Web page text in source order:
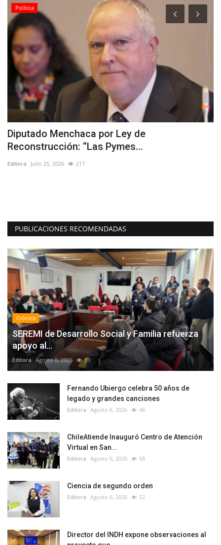
Política
Diputado Menchaca por Ley de
Reconstrucción: “Las Pymes...
Editora Julio 25, 2026 217
PUBLICACIONES RECOMENDADAS
Crónica
SEREMI de Desarrollo Social y Familia refuerza
apoyo al...
Editora Agosto 6, 2026 55
Fernando Ubiergo celebra 50 años de
legado y grandes canciones
Editora Agosto 6, 2026 46
ChileAtiende Inauguró Centro de Atención
Virtual en San...
Editora Agosto 6, 2026 58
Ciencia de segundo orden
Editora Agosto 6, 2026 52
Director del INDH expone observaciones al